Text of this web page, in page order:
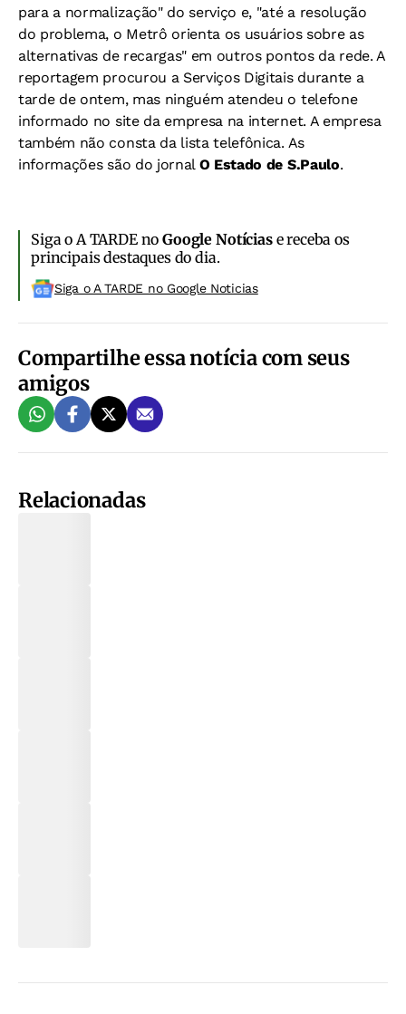
para a normalização" do serviço e, "até a resolução
do problema, o Metrô orienta os usuários sobre as
alternativas de recargas" em outros pontos da rede. A
reportagem procurou a Serviços Digitais durante a
tarde de ontem, mas ninguém atendeu o telefone
informado no site da empresa na internet. A empresa
também não consta da lista telefônica. As
informações são do jornal O Estado de S.Paulo.
Siga o A TARDE noGoogle Notíciase receba os
principais destaques do dia.
Siga o A TARDE no Google Noticias
Compartilhe essa notícia com seus
amigos
Relacionadas